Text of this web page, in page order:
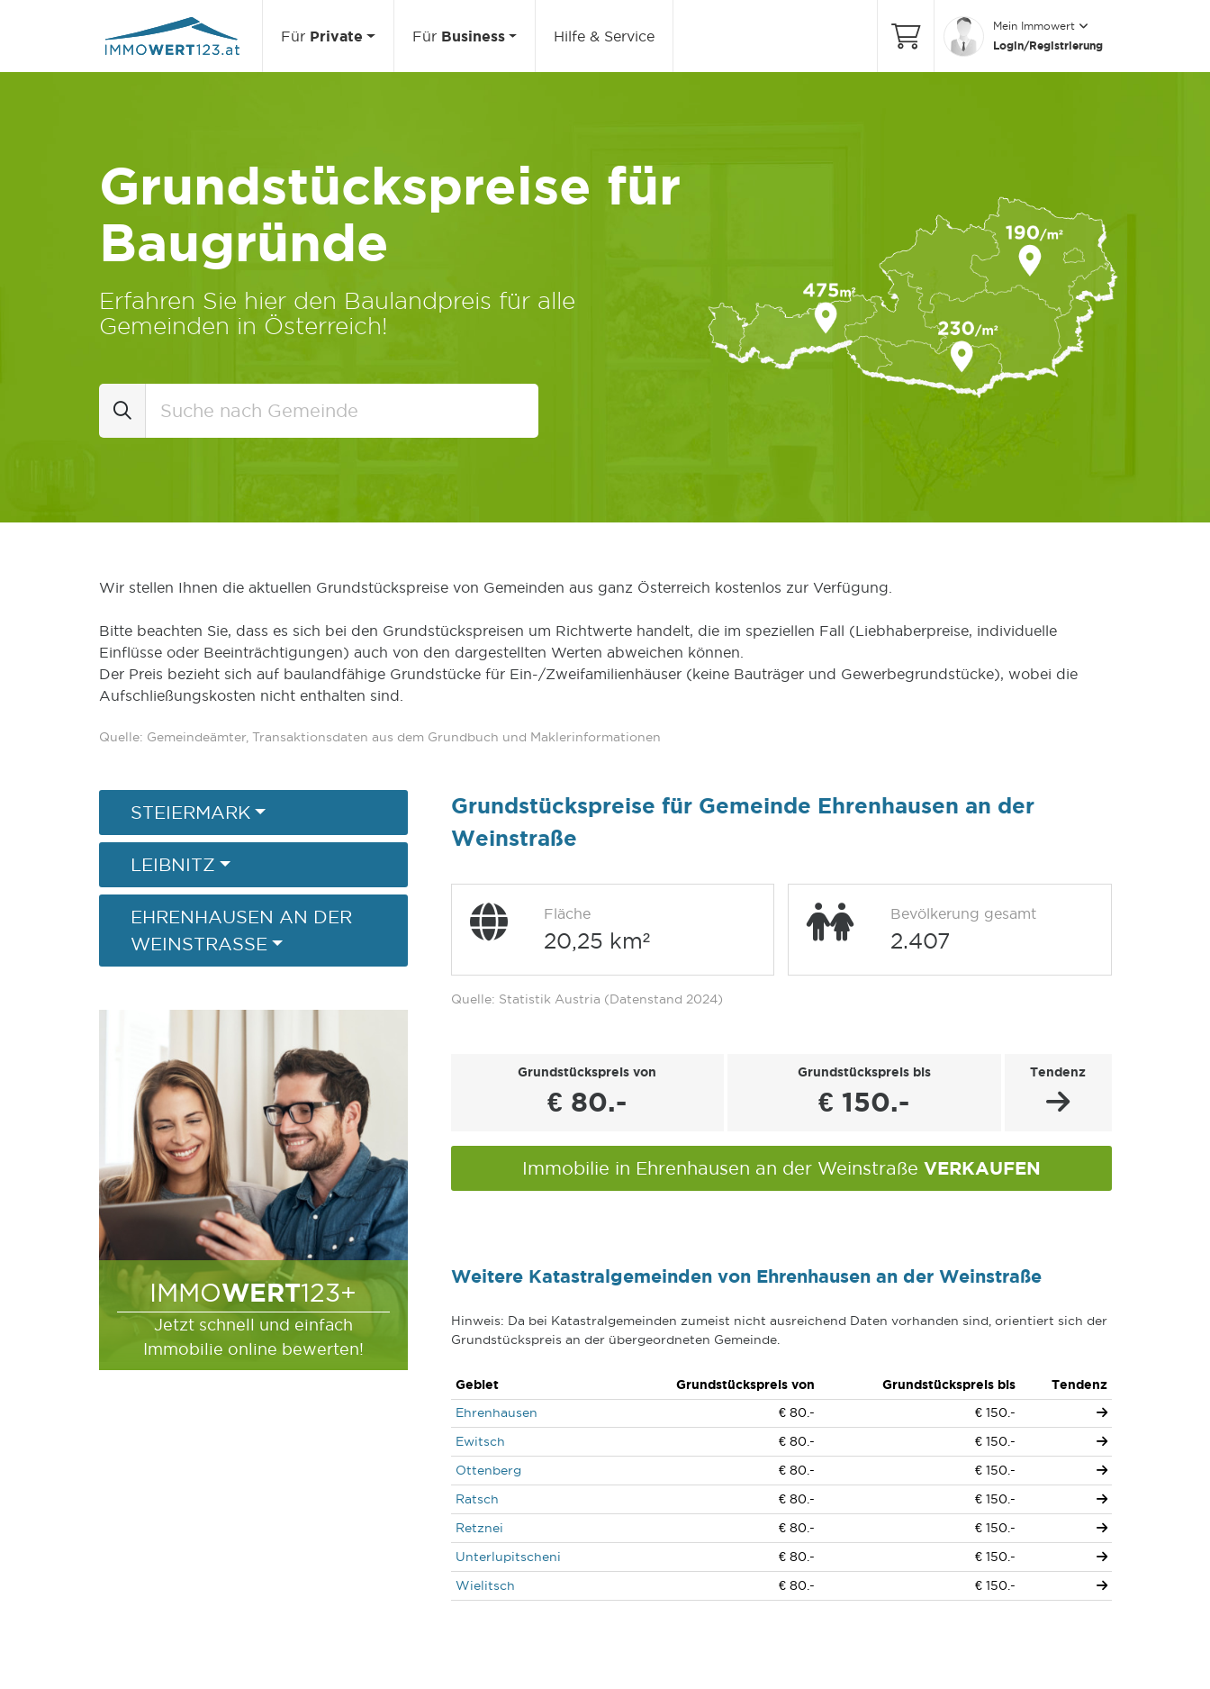
Für Private Für Business Hilfe & Service
Mein Immowert
Login/Registrierung
Grundstückspreise für
Baugründe
Erfahren Sie hier den Baulandpreis für alle
Gemeinden in Österreich!
Wir stellen Ihnen die aktuellen Grundstückspreise von Gemeinden aus ganz Österreich kostenlos zur Verfügung.
Bitte beachten Sie, dass es sich bei den Grundstückspreisen um Richtwerte handelt, die im speziellen Fall (Liebhaberpreise, individuelle
Einflüsse oder Beeinträchtigungen) auch von den dargestellten Werten abweichen können.
Der Preis bezieht sich auf baulandfähige Grundstücke für Ein-/Zweifamilienhäuser (keine Bauträger und Gewerbegrundstücke), wobei die
Aufschließungskosten nicht enthalten sind.
Quelle: Gemeindeämter, Transaktionsdaten aus dem Grundbuch und Maklerinformationen
STEIERMARK
LEIBNITZ
EHRENHAUSEN AN DER
WEINSTRASSE
IMMOWERT123+
Jetzt schnell und einfach
Immobilie online bewerten!
Grundstückspreise für Gemeinde Ehrenhausen an der
Weinstraße
Fläche
20,25 km²
Bevölkerung gesamt
2.407
Quelle: Statistik Austria (Datenstand 2024)
Grundstückspreis von
€ 80.-
Grundstückspreis bis
€ 150.-
Tendenz
Immobilie in Ehrenhausen an der Weinstraße VERKAUFEN
Weitere Katastralgemeinden von Ehrenhausen an der Weinstraße
Hinweis: Da bei Katastralgemeinden zumeist nicht ausreichend Daten vorhanden sind, orientiert sich der
Grundstückspreis an der übergeordneten Gemeinde.
Gebiet Grundstückspreis von Grundstückspreis bis
Tendenz
Ehrenhausen
€ 80.-
€ 150.-
Ewitsch
€ 80.-
€ 150.-
Ottenberg
€ 80.-
€ 150.-
Ratsch
€ 80.-
€ 150.-
Retznei
€ 80.-
€ 150.-
Unterlupitscheni
€ 80.-
€ 150.-
Wielitsch
€ 80.- € 150.-